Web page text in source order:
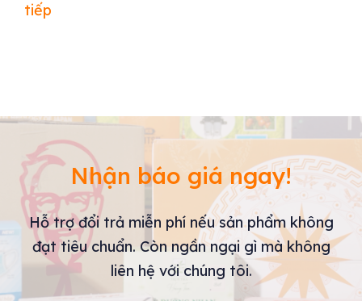
tiếp
Nhận báo giá ngay!
Hỗ trợ đổi trả miễn phí nếu sản phẩm không
đạt tiêu chuẩn. Còn ngần ngại gì mà không
liên hệ với chúng tôi.